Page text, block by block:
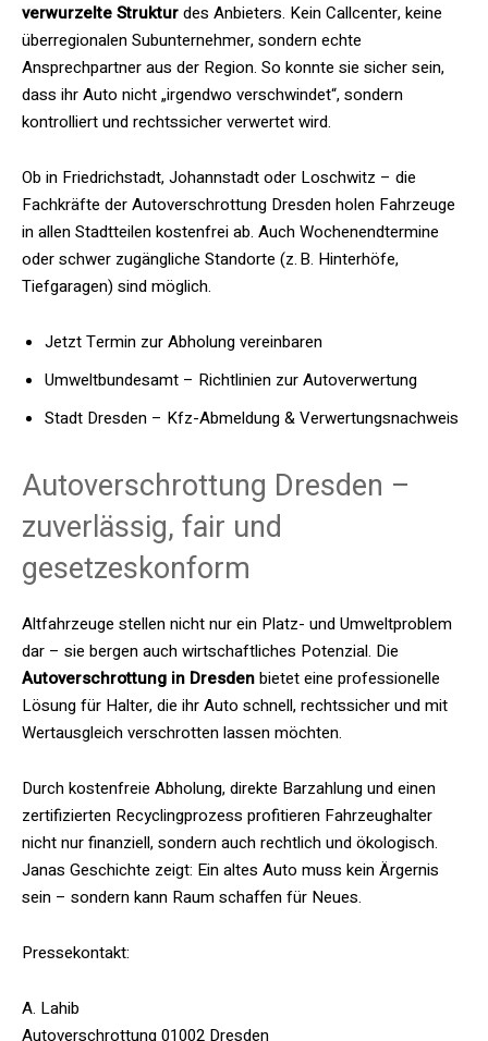
verwurzelte Strukturdes Anbieters. Kein Callcenter, keine
überregionalen Subunternehmer, sondern echte
Ansprechpartner aus der Region. So konnte sie sicher sein,
dass ihr Auto nicht „irgendwo verschwindet“, sondern
kontrolliert und rechtssicher verwertet wird.
Ob in Friedrichstadt, Johannstadt oder Loschwitz – die
Fachkräfte der Autoverschrottung Dresden holen Fahrzeuge
in allen Stadtteilen kostenfrei ab. Auch Wochenendtermine
oder schwer zugängliche Standorte (z. B. Hinterhöfe,
Tiefgaragen) sind möglich.
Jetzt Termin zur Abholung vereinbaren
Umweltbundesamt – Richtlinien zur Autoverwertung
Stadt Dresden – Kfz-Abmeldung & Verwertungsnachweis
Autoverschrottung Dresden –
zuverlässig, fair und
gesetzeskonform
Altfahrzeuge stellen nicht nur ein Platz- und Umweltproblem
dar – sie bergen auch wirtschaftliches Potenzial. Die
Autoverschrottung in Dresdenbietet eine professionelle
Lösung für Halter, die ihr Auto schnell, rechtssicher und mit
Wertausgleich verschrotten lassen möchten.
Durch kostenfreie Abholung, direkte Barzahlung und einen
zertifizierten Recyclingprozess profitieren Fahrzeughalter
nicht nur finanziell, sondern auch rechtlich und ökologisch.
Janas Geschichte zeigt: Ein altes Auto muss kein Ärgernis
sein – sondern kann Raum schaffen für Neues.
Pressekontakt:
A. Lahib
Autoverschrottung 01002 Dresden